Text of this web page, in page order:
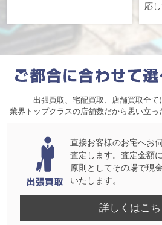
応
出張買取、宅配買取、店舗買取全て
業界トップクラスの店舗数だから思い立っ
直接お客様のお宅へお
査定します。査定金額
原則としてその場で現
いたします。
詳しくはこち